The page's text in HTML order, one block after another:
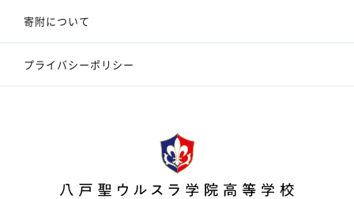
寄附について
プライバシーポリシー